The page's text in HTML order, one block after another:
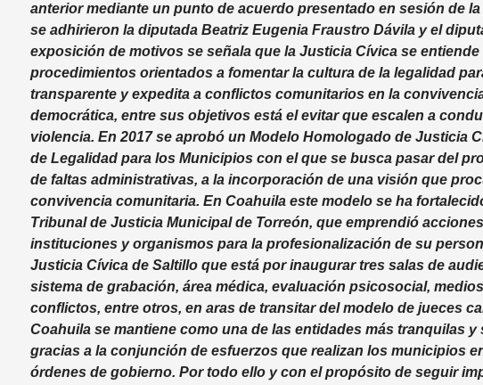
anterior mediante un punto de acuerdo presentado en sesión de
se adhirieron la diputada Beatriz Eugenia Fraustro Dávila y el
exposición de motivos se señala que la Justicia Cívica se
procedimientos orientados a fomentar la cultura de la legalidad
transparente y expedita a conflictos comunitarios en la
democrática, entre sus objetivos está el evitar que escalen a
violencia. En 2017 se aprobó un Modelo Homologado de Justicia
de Legalidad para los Municipios con el que se busca pasar del
de faltas administrativas, a la incorporación de una visión que
convivencia comunitaria. En Coahuila este modelo se ha
Tribunal de Justicia Municipal de Torreón, que emprendió
instituciones y organismos para la profesionalización de su
Justicia Cívica de Saltillo que está por inaugurar tres salas de
sistema de grabación, área médica, evaluación psicosocial,
conflictos, entre otros, en aras de transitar del modelo de jueces
Coahuila se mantiene como una de las entidades más tranquilas y
gracias a la conjunción de esfuerzos que realizan los municipios
órdenes de gobierno. Por todo ello y con el propósito de seguir